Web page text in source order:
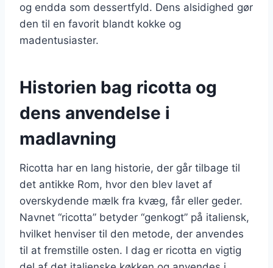
og endda som dessertfyld. Dens alsidighed gør
den til en favorit blandt kokke og
madentusiaster.
Historien bag ricotta og
dens anvendelse i
madlavning
Ricotta har en lang historie, der går tilbage til
det antikke Rom, hvor den blev lavet af
overskydende mælk fra kvæg, får eller geder.
Navnet “ricotta” betyder “genkogt” på italiensk,
hvilket henviser til den metode, der anvendes
til at fremstille osten. I dag er ricotta en vigtig